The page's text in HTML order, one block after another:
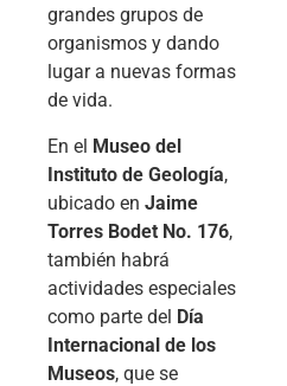
grandes grupos de
organismos y dando
lugar a nuevas formas
de vida.
En el Museo del
Instituto de Geología,
ubicado en Jaime
Torres Bodet No. 176,
también habrá
actividades especiales
como parte del Día
Internacional de los
Museos, que se